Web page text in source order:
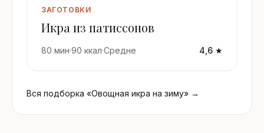
ЗАГОТОВКИ
Икра из патиссонов
80 мин·90 ккал·Средне 4,6 ★
Вся подборка «Овощная икра на зиму» →